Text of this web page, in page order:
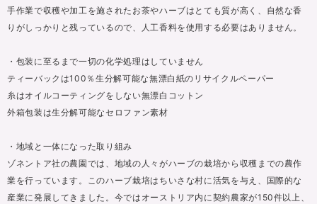
手作業で収穫や加工を施されたお茶やハーブはとても質が高く、自然な香
りがしっかりと残っているので、人工香料を使用する必要はありません。
・包装に至るまで一切の化学処理はしていません
ティーバックは100％生分解可能な無漂白紙のリサイクルペーパー
糸はオイルコーティングをしない無漂白コットン
外箱包装は生分解可能なセロファン素材
・地域と一体になった取り組み
ゾネントア社の農園では、地域の人々がハーブの栽培から収穫までの農作
業を行っています。このハーブ栽培はちいさな村に活気を与え、国際的な
産業に発展してきました。今ではオーストリア内に契約農家が150件以上、